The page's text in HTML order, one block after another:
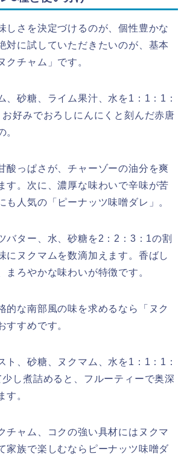
しさを決定づけるのが、個性豊かな
対に試していただきたいのが、基本
クチャム」です。
、砂糖、ライム果汁、水を1：1：1：
好みでおろしにんにくと刻んだ赤唐
。
酸っぱさが、チャーゾーの油分を爽
す。次に、濃厚な味わいで辛味が苦
も人気の「ピーナッツ味噌ダレ」。
バター、水、砂糖を2：2：3：1の割
にヌクマムを数滴加えます。香ばし
まろやかな味わいが特徴です。
的な南部風の味を求めるなら「ヌク
すすめです。
ト、砂糖、ヌクマム、水を1：1：1：
し煮詰めると、フルーティーで奥深
す。
チャム、コクの強い具材にはヌクマ
家族で楽しむならピーナッツ味噌ダ